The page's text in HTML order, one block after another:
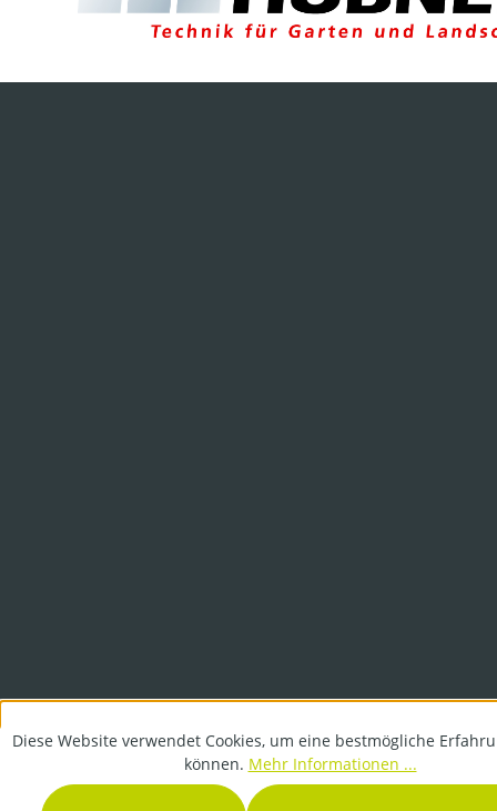
Diese Website verwendet Cookies, um eine bestmögliche
können. Mehr Informationen ...